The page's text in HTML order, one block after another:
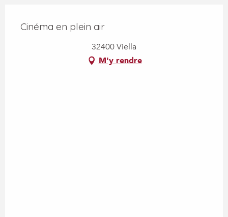
Cinéma en plein air
32400 Viella
M'y rendre